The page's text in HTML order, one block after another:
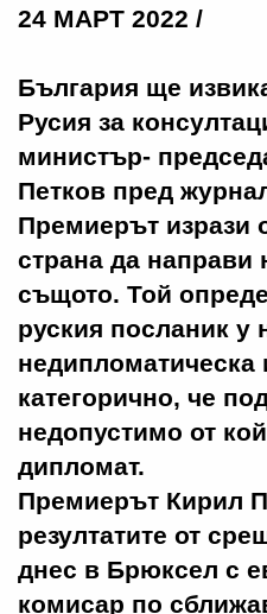
24 МАРТ 2022 /
България ще
Русия за
министър-
Петков пред
Премиерът изрази
страна да направи
същото. Той
руския посланик у
недипломатическа
категорично, че
недопустимо от
дипломат.
Премиерът Кирил
резултатите от
днес в Брюксел с
комисар по